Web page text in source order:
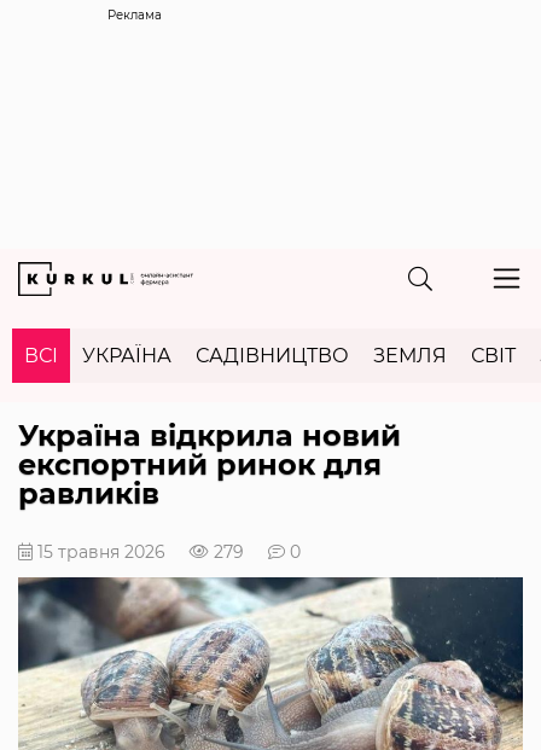
Реклама
ВСІ УКРАЇНА САДІВНИЦТВО ЗЕМЛЯ СВІТ
Україна відкрила новий
експортний ринок для
равликів
15 травня 2026 279 0